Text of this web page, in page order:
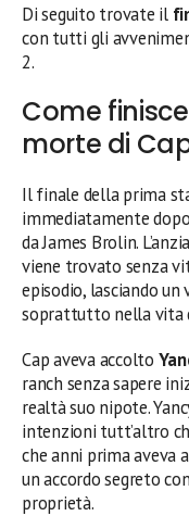
Di seguito trovate il
con tutti gli
2.
Come
morte di
Il finale della prima
immediatamente
da James Brolin.
viene trovato senza
episodio, lasciando
soprattutto nella vita
Cap aveva accolto
ranch senza sapere
realtà suo nipote.
intenzioni tutt’altro
che anni prima aveva
un accordo segreto
proprietà.